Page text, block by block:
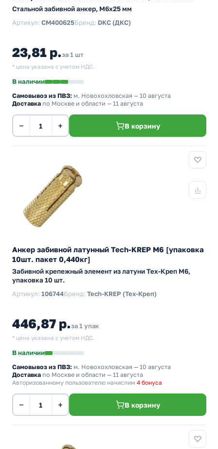
Стальной забивной анкер, M6x25 мм
Артикул: CM400625Бренд: DKC (ДКС)
23,81 р.за 1 шт
* цена указана с учетом НДС.
В наличии
Самовывоз из ПВЗ: м. Новохохловская — 10 августа
Доставка по Москве и области — 11 августа
− + В корзину
Анкер забивной латунный Tech-KREP М6 [упаковка
10шт. пакет 0,440кг]
Забивной крепежный элемент из латуни Тех-Креп M6,
упаковка 10 шт.
Артикул: 106744Бренд: Tech-KREP (Тех-Креп)
446,87 р.за 1 упак
* цена указана с учетом НДС.
В наличии
Самовывоз из ПВЗ: м. Новохохловская — 10 августа
Доставка по Москве и области — 11 августа
Авторизованному пользователю начислим 4 бонуса
− + В корзину